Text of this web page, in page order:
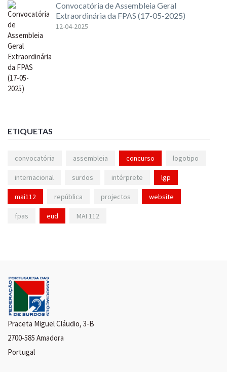
Convocatória de Assembleia Geral
Extraordinária da FPAS (17-05-2025)
12-04-2025
ETIQUETAS
convocatória assembleia concurso logotipo
internacional surdos intérprete lgp
mai112 república projectos website
fpas eud MAI 112
Praceta Miguel Cláudio, 3-B
2700-585 Amadora
Portugal